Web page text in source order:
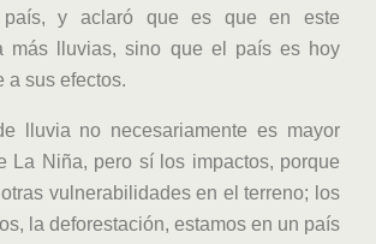
país, y aclaró que es que en este
más lluvias, sino que el país es hoy
a sus efectos.
lluvia no necesariamente es mayor
La Niña, pero sí los impactos, porque
vulnerabilidades en el terreno; los
la deforestación, estamos en un país